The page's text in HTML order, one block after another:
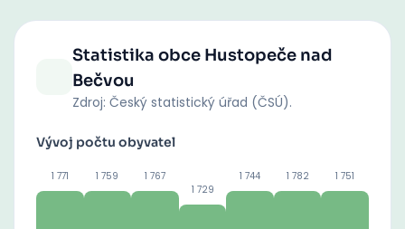
Statistika obce Hustopeče nad
Bečvou
Zdroj: Český statistický úřad (ČSÚ).
Vývoj počtu obyvatel
1 771 1 759 1 767
1 729
1 744 1 782 1 751